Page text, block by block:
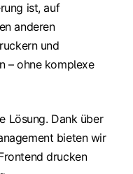
ist, auf
anderen
und
– ohne komplexe
Lösung. Dank über
bieten wir
drucken